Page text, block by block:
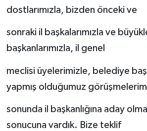
dostlarımızla, bizden önceki ve
sonraki il başkalarımızla ve
başkanlarımızla, il genel
meclisi üyelerimizle, belediye
yapmış olduğumuz
sonunda il başkanlığına aday
sonucuna vardık. Bize teklif